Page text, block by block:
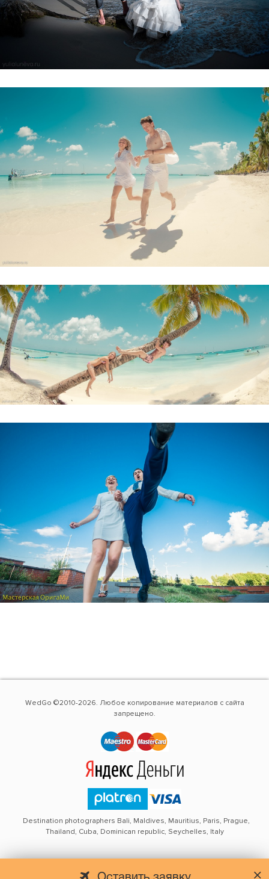
WedGo ©2010-2026. Любое копирование материалов с сайта
запрещено.
Destination photographers Bali, Maldives, Mauritius, Paris, Prague,
Thailand, Cuba, Dominican republic, Seychelles, Italy